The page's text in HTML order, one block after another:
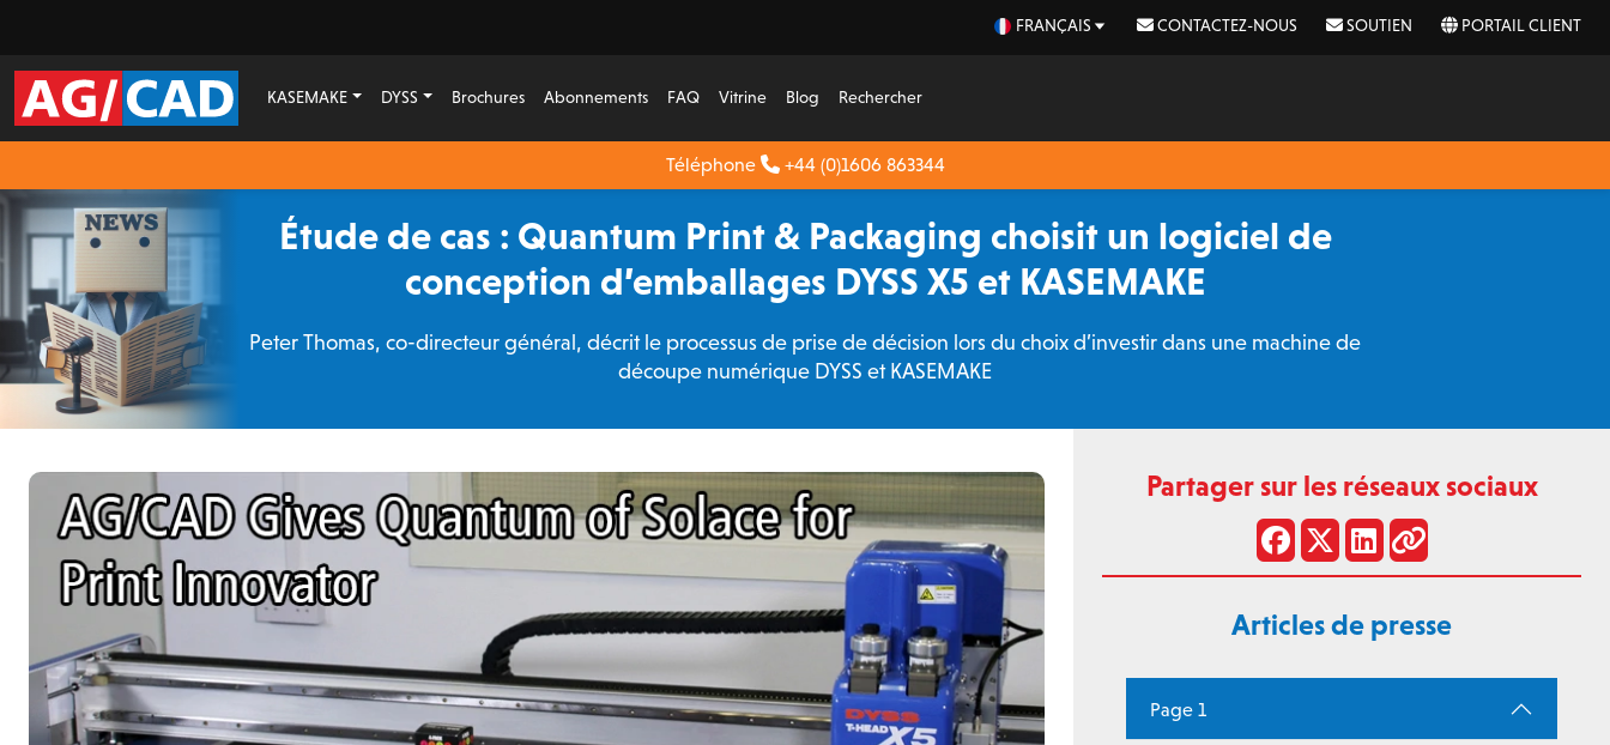
FRANÇAIS CONTACTEZ-NOUS SOUTIEN PORTAIL CLIENT
KASEMAKE DYSS Brochures Abonnements FAQ Vitrine Blog Rechercher
Téléphone +44 (0)1606 863344
Étude de cas : Quantum Print & Packaging choisit un logiciel de
conception d’emballages DYSS X5 et KASEMAKE
Peter Thomas, co-directeur général, décrit le processus de prise de décision lors du choix d’investir dans une machine de
découpe numérique DYSS et KASEMAKE
Partager sur les réseaux sociaux
Articles de presse
Page 1